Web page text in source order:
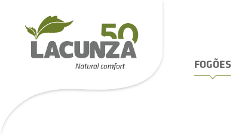
FOGÕES